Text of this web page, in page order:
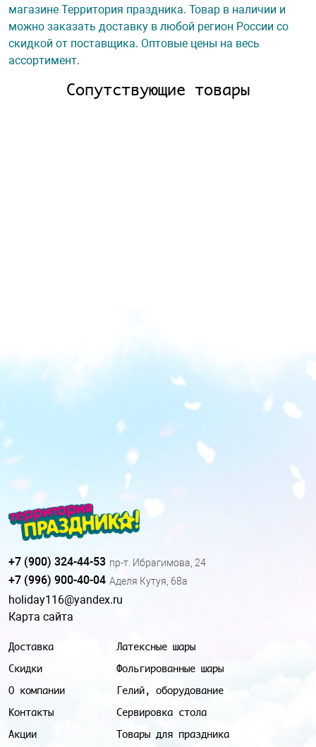
магазине Территория праздника. Товар в наличии и
можно заказать доставку в любой регион России со
скидкой от поставщика. Оптовые цены на весь
ассортимент.
Сопутствующие товары
Доставка
Скидки
О компании
Контакты
Акции
Латексные шары
Фольгированные шары
Гелий, оборудование
Сервировка стола
Товары для праздника
+7 (900) 324-44-53 пр-т. Ибрагимова, 24
+7 (996) 900-40-04 Аделя Кутуя, 68а
holiday116@yandex.ru
Карта сайта